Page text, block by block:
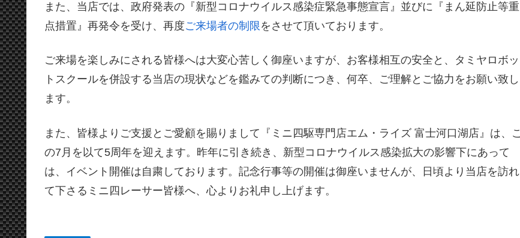
また、当店では、政府発表の『新型コロナウイルス感染症緊急事態宣言』並びに『まん延防止等重
点措置』再発令を受け、再度ご来場者の制限 をさせて頂いております。
ご来場を楽しみにされる皆様へは大変心苦しく御座いますが、お客様相互の安全と、タミヤロボッ
トスクールを併設する当店の現状などを鑑みての判断につき、何卒、ご理解とご協力をお願い致し
ます。
また、皆様よりご支援とご愛顧を賜りまして『ミニ四駆専門店エム・ライズ 富士河口湖店』は、こ
の7月を以て5周年を迎えます。昨年に引き続き、新型コロナウイルス感染拡大の影響下にあって
は、イベント開催は自粛しております。記念行事等の開催は御座いませんが、日頃より当店を訪れ
て下さるミニ四レーサー皆様へ、心よりお礼申し上げます。